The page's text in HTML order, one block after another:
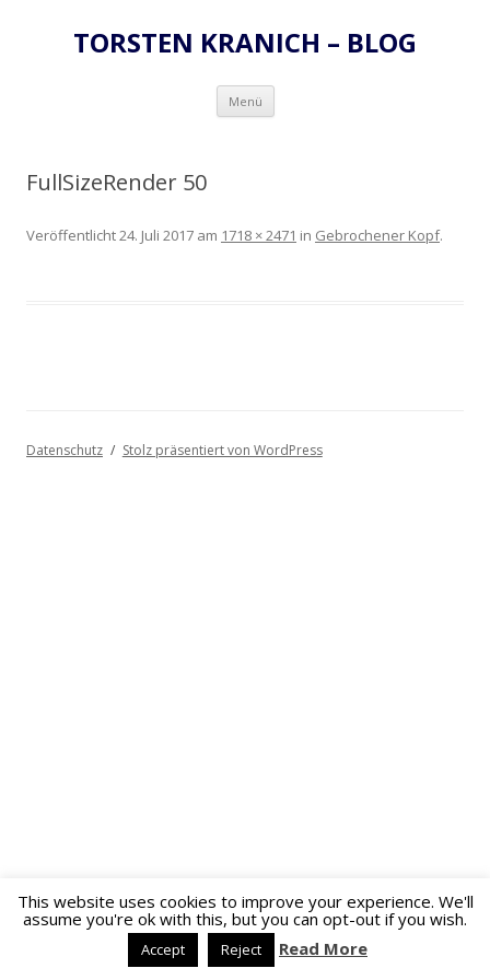
TORSTEN KRANICH – BLOG
Menü Zum
springen
FullSizeRender 50
Veröffentlicht24. Juli 2017 am 1718 × 2471 in Gebrochener Kopf.
Datenschutz Stolz präsentiert von WordPress
This website uses cookies to improve your experience. We'll
assume you're ok with this, but you can opt-out if you wish.
Accept Reject Read More